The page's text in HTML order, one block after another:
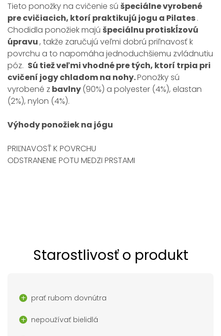
Tieto ponožky na cvičenie sú špeciálne vyrobené
pre cvičiacich, ktorí praktikujú jogu a Pilates.
Chodidla ponožiek majú špeciálnu protiskĺzovú
úpravu, takže zaručujú veľmi dobrú priľnavosť k
povrchu a to napomáha jednoduchšiemu zvládnutiu
póz. Sú tiež veľmi vhodné pre tých, ktorí trpia pri
cvičení jogy chladom na nohy.Ponožky sú
vyrobené z bavlny (90%) a polyester (4%), elastan
(2%), nylon (4%).
Výhodyponožiek na jógu
PRIĽNAVOSŤ K POVRCHU
ODSTRANENIE POTU MEDZI PRSTAMI
Starostlivosť o produkt
prať rubom dovnútra
nepoužívať bielidlá